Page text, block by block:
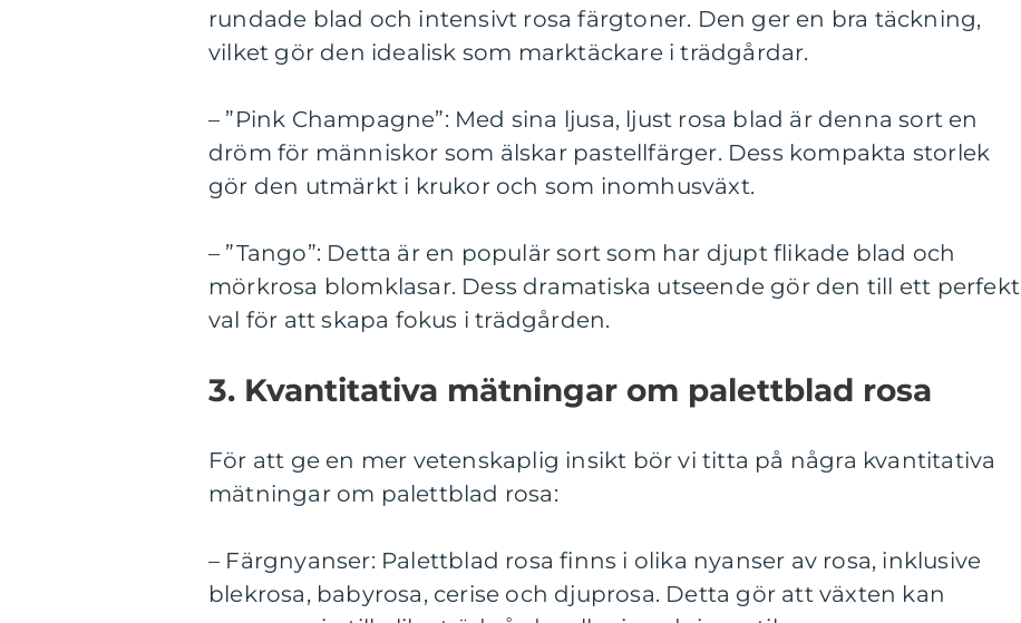
rundade blad och intensivt rosa färgtoner. Den ger en bra täckning,
vilket gör den idealisk som marktäckare i trädgårdar.
– ”Pink Champagne”: Med sina ljusa, ljust rosa blad är denna sort en
dröm för människor som älskar pastellfärger. Dess kompakta storlek
gör den utmärkt i krukor och som inomhusväxt.
– ”Tango”: Detta är en populär sort som har djupt flikade blad och
mörkrosa blomklasar. Dess dramatiska utseende gör den till ett perfekt
val för att skapa fokus i trädgården.
3. Kvantitativa mätningar om palettblad rosa
För att ge en mer vetenskaplig insikt bör vi titta på några kvantitativa
mätningar om palettblad rosa:
– Färgnyanser: Palettblad rosa finns i olika nyanser av rosa, inklusive
blekrosa, babyrosa, cerise och djuprosa. Detta gör att växten kan